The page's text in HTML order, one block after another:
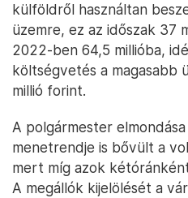
külföldről használtan
üzemre, ez az időszak 37
2022-ben 64,5 millióba,
költségvetés a magasabb
millió forint.
A polgármester
menetrendje is bővült a
mert míg azok
A megállók kijelölését a